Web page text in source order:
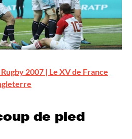
2007 | Le XV de France
de pied